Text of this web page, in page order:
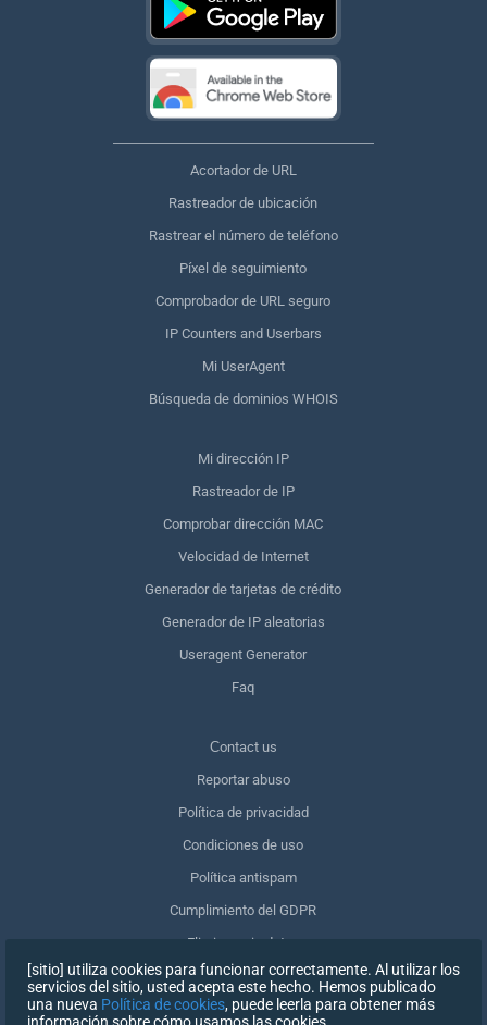
Acortador de URL
Rastreador de ubicación
Rastrear el número de teléfono
Píxel de seguimiento
Comprobador de URL seguro
IP Counters and Userbars
Mi UserAgent
Búsqueda de dominios WHOIS
Mi dirección IP
Rastreador de IP
Comprobar dirección MAC
Velocidad de Internet
Generador de tarjetas de crédito
Generador de IP aleatorias
Useragent Generator
Faq
Сontact us
Reportar abuso
Política de privacidad
Condiciones de uso
Política antispam
Cumplimiento del GDPR
Eliminar mis datos
Retirar el consentimiento
[sitio] utiliza cookies para funcionar correctamente. Al utilizar los
servicios del sitio, usted acepta este hecho. Hemos publicado
una nueva Política de cookies, puede leerla para obtener más